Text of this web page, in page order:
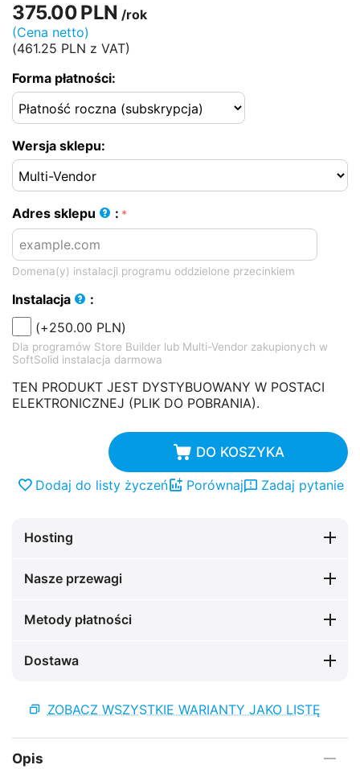
375.00PLN /rok
(Cena netto)
(461.25 PLN z VAT)
Forma płatności:
Wersja sklepu:
Adres sklepu :
Domena(y) instalacji programu oddzielone przecinkiem
Instalacja
:
(+250.00 PLN)
Dla programów Store Builder lub Multi-Vendor zakupionych w
SoftSolid instalacja darmowa
TEN PRODUKT JEST DYSTYBUOWANY W POSTACI
ELEKTRONICZNEJ (PLIK DO POBRANIA).
DO KOSZYKA
Dodaj do listy życzeń Porównaj Zadaj pytanie
Hosting
Nasze przewagi
Metody płatności
Dostawa
ZOBACZ WSZYSTKIE WARIANTY JAKO LISTĘ
Opis